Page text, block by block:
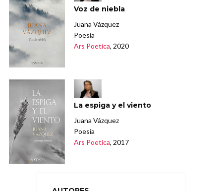
Voz de niebla
Juana Vázquez
Poesía
Ars Poetica, 2020
La espiga y el viento
Juana Vázquez
Poesía
Ars Poetica, 2017